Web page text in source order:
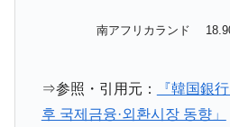
ャンペーン」⇒ あの名物教授も登
『Money1』
韓国「橋が落ちま
南アフリカランド
⇒参照・引用元：
『韓国銀
후 국제금융·외환시장 동향」